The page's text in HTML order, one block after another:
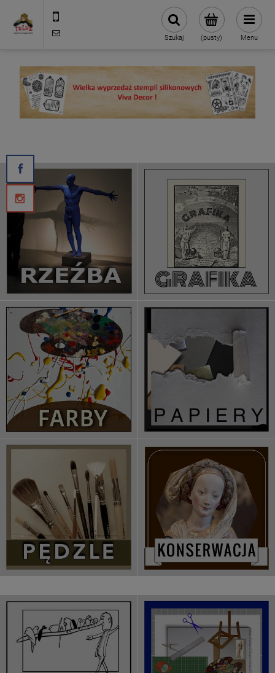
(pusty)
Szukaj Menu